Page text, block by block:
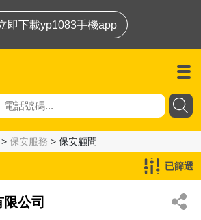
即下載yp1083手機app
> 保安服務 > 保安顧問
已篩選
公司